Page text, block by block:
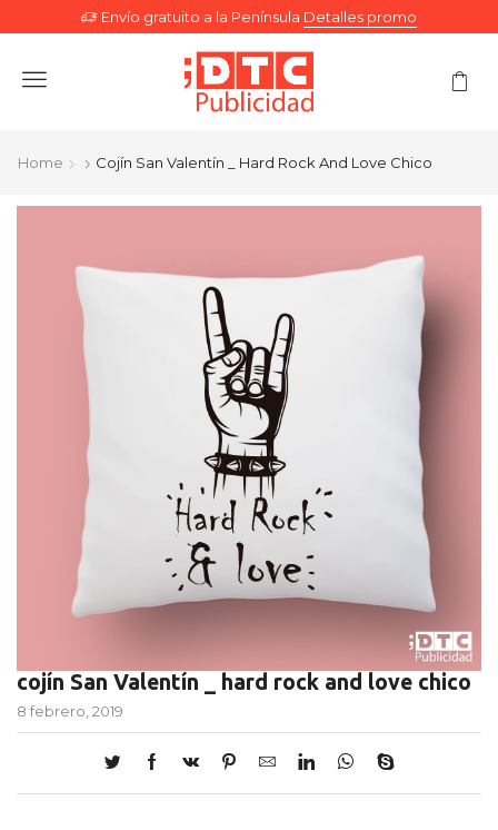
Envío gratuito a la Península Detalles promo
Menu
Home Cojín San Valentín _ Hard Rock And Love Chico
cojín San Valentín _ hard rock and love chico
8 febrero, 2019